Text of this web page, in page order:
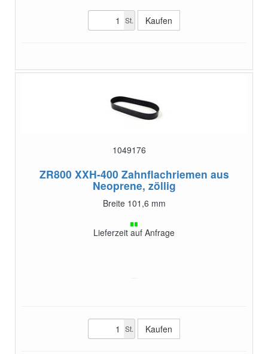
St.
1049176
ZR800 XXH-400 Zahnflachriemen aus
Neoprene, zöllig
Breite 101,6 mm
Lieferzeit auf Anfrage
St.